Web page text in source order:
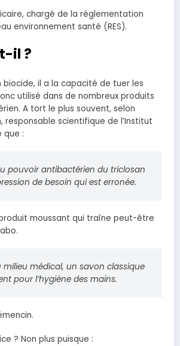
chargé de la réglementation
environnement santé (RES).
il ?
il a la capacité de tuer les
utilisé dans de nombreux produits
A tort le plus souvent, selon
responsable scientifique de l’Institut
que :
pouvoir antibactérien du triclosan
de besoin qui est erronée.
moussant qui traîne peut-être
milieu médical, un savon classique
pour l’hygiène des mains.
? Non plus puisque :